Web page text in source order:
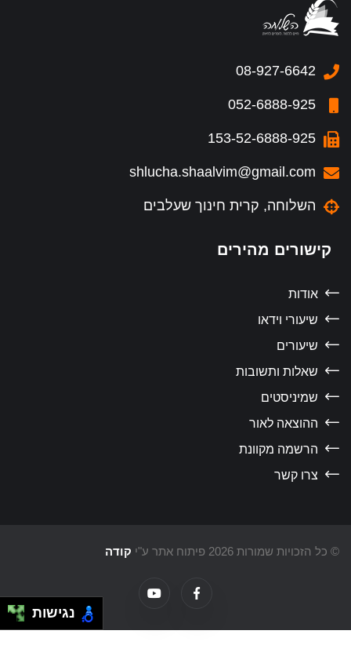
08-927-6642
052-6888-925
153-52-6888-925
shlucha.shaalvim@gmail.com
השלוחה, קרית חינוך שעלבים
קישורים מהירים
אודות
שיעורי וידאו
שיעורים
שאלות ותשובות
שמיניסטים
ההוצאה לאור
הרשמה מקוונת
צרו קשר
הזכויות שמורות 2026 פיתוח אתר ע"י קודה
נגישות